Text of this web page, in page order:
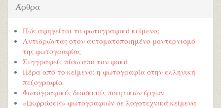
Άρθρα
Πώς αφηγείται το φωτογραφικό κείμενο;
Αντιδρώντας στον αυτοματοποιημένο μοντερνισμό
της φωτογραφίας
Συγγραφείς πίσω από τον φακό
Πέρα από το κείμενο: η φωτογραφία στην ελληνική
πεζογραφία
Φωτογραφικές διασκευές ποιητικών έργων
«Εκφράσεις» φωτογραφιών σε λογοτεχνικά κείμενα